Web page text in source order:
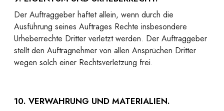
Der Auftraggeber haftet allein, wenn durch die
Ausführung seines Auftrages Rechte insbesondere
Urheberrechte Dritter verletzt werden. Der Auftraggeber
stellt den Auftragnehmer von allen Ansprüchen Dritter
wegen solch einer Rechtsverletzung frei.
10. VERWAHRUNG UND MATERIALIEN.